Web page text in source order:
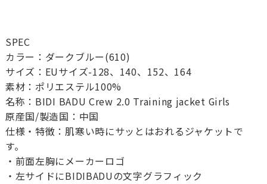
SPEC
カラー：ダークブルー(610)
サイズ：EUサイズ-128、140、152、164
素材：ポリエステル100%
名称：BIDI BADU Crew 2.0 Training jacket Girls
原産国/製造国：中国
仕様・特徴：肌寒い時にサッとはおれるジャケットで
す。
・前面左胸にメーカーロゴ
・左サイドにBIDIBADUの文字グラフィック